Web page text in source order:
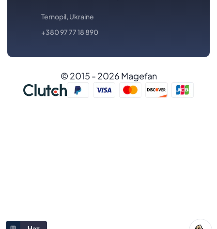
Ternopil, Ukraine
+380 97 77 18 890
© 2015 - 2026 Magefan